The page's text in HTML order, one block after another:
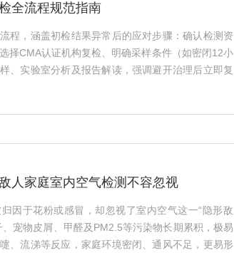
全流程规范指南
程，涵盖初检结果异常后的应对步骤：确认检测资
择CMA认证机构复检、明确采样条件（如密闭12小
、实验室分析及报告解读，强调避开治理后立即复
人家庭室内空气检测不容忽视
因于花粉或感冒，却忽视了室内空气这一“隐形敌
、宠物皮屑、甲醛及PM2.5等污染物长期累积，极易
、流涕等反应，家庭环境密闭、通风不足，更易形